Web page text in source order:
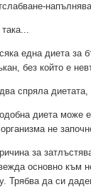
така...
една диета за
без който е
спряла диетата,
диета може
не
за
основно към
Трябва да си